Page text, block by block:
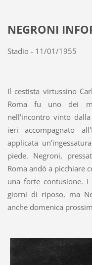
NEGRONI
Stadio - 11/01/1955
Il cestista virtussino
Roma fu uno dei
nell'incontro vinto
ieri accompagnato
applicata
piede. Negroni,
Roma andò a picchiare
una forte contusione.
giorni di riposo, ma
anche domenica